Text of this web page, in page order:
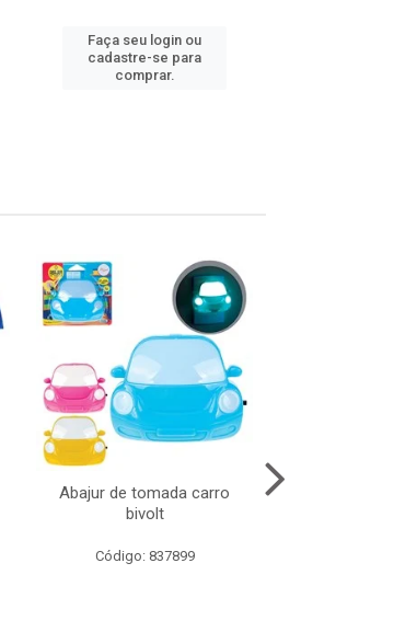
Faça seu login ou
cadastre-se para
comprar.
Abajur de tomada carro
bivolt
Código: 837899